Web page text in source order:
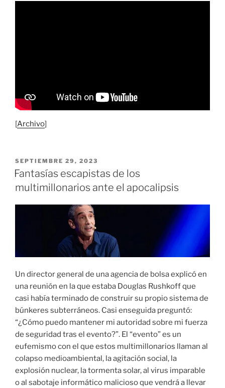
[Archivo]
PUBLICADO
EL
SEPTIEMBRE 29, 2023
Fantasías escapistas de los
multimillonarios ante el apocalipsis
Un director general de una agencia de bolsa explicó en
una reunión en la que estaba Douglas Rushkoff que
casi había terminado de construir su propio sistema de
búnkeres subterráneos. Casi enseguida preguntó:
“¿Cómo puedo mantener mi autoridad sobre mi fuerza
de seguridad tras el evento?”. El “evento” es un
eufemismo con el que estos multimillonarios llaman al
colapso medioambiental, la agitación social, la
explosión nuclear, la tormenta solar, al virus imparable
o al sabotaje informático malicioso que vendrá a llevar